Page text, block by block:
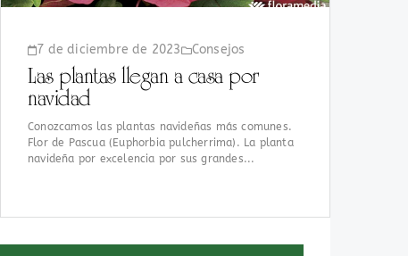
7 de diciembre de 2023 Consejos
Las plantas llegan a casa por
navidad
Conozcamos las plantas navideñas más comunes.
Flor de Pascua (Euphorbia pulcherrima). La planta
navideña por excelencia por sus grandes...